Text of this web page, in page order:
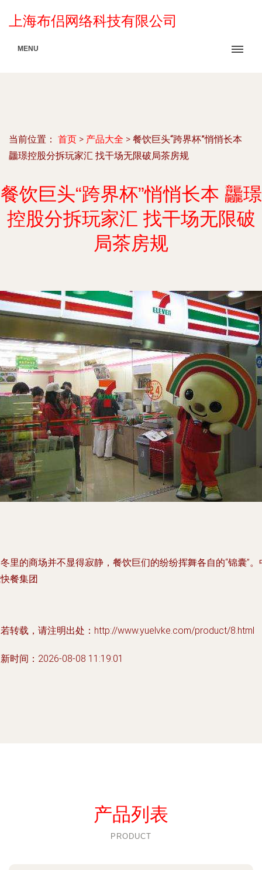
上海布侣网络科技有限公司
MENU
当前位置： 首页 > 产品大全 > 餐饮巨头“跨界杯”悄悄长本
龘璟控股分拆玩家汇 找干场无限破局茶房规
餐饮巨头“跨界杯”悄悄长本 龘璟
控股分拆玩家汇 找干场无限破
局茶房规
里的商场并不显得寂静，餐饮巨们的纷纷挥舞各自的“锦囊”。
餐集团
转载，请注明出处：http://www.yuelvke.com/product/8.html
时间：2026-08-08 11:19:01
产品列表
PRODUCT